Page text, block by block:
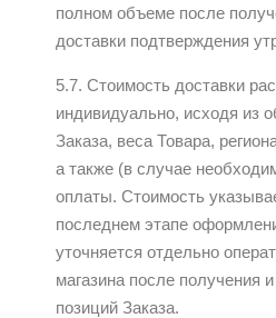
полном объеме после
доставки подтверждения
5.7. Стоимость доставки
индивидуально, исходя из
Заказа, веса Товара,
а также (в случае
оплаты. Стоимость
последнем этапе
уточняется отдельно
магазина после получения
позиций Заказа.